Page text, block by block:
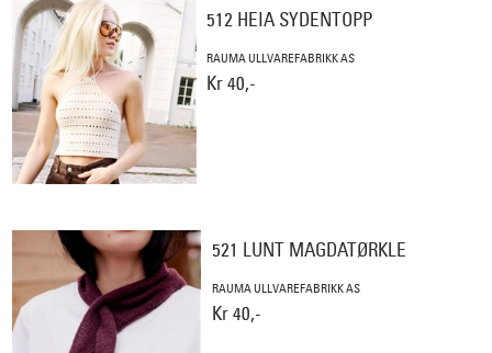
512 HEIA SYDENTOPP
RAUMA ULLVAREFABRIKK AS
Kr 40,-
521 LUNT MAGDATØRKLE
RAUMA ULLVAREFABRIKK AS
Kr 40,-